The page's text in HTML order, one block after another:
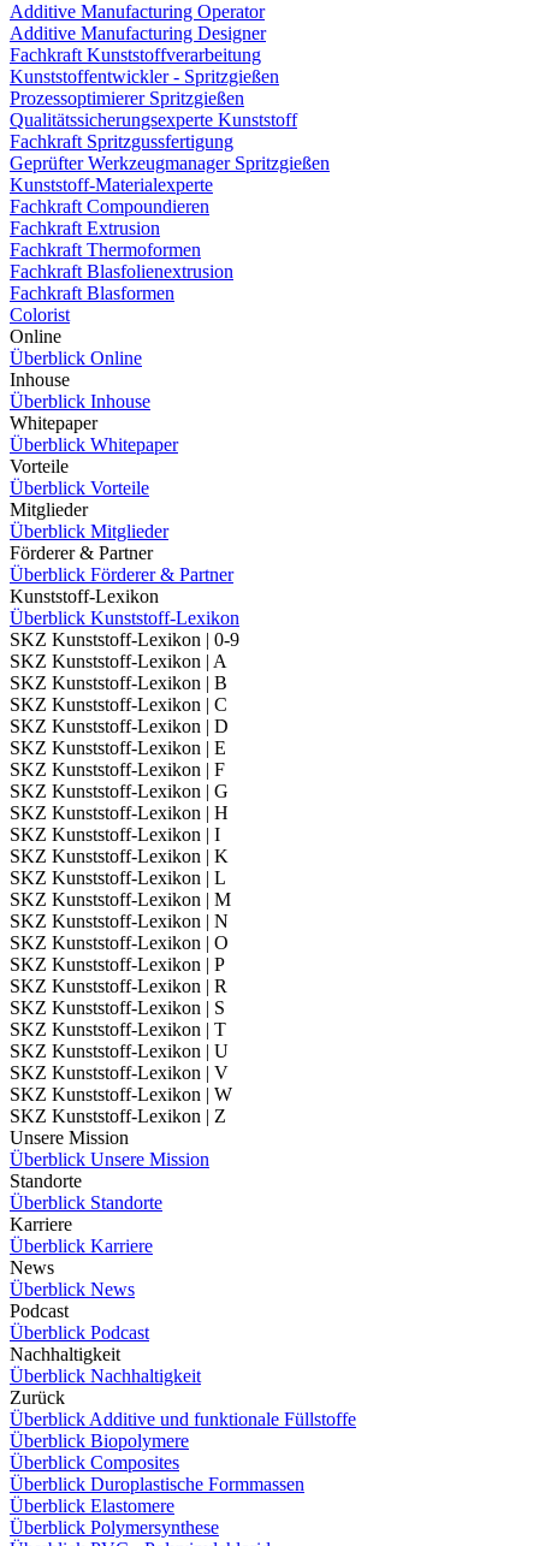
Additive Manufacturing Operator
Additive Manufacturing Designer
Fachkraft Kunststoffverarbeitung
Kunststoffentwickler - Spritzgießen
Prozessoptimierer Spritzgießen
Qualitätssicherungsexperte Kunststoff
Fachkraft Spritzgussfertigung
Geprüfter Werkzeugmanager Spritzgießen
Kunststoff-Materialexperte
Fachkraft Compoundieren
Fachkraft Extrusion
Fachkraft Thermoformen
Fachkraft Blasfolienextrusion
Fachkraft Blasformen
Colorist
Online
Überblick Online
Inhouse
Überblick Inhouse
Whitepaper
Überblick Whitepaper
Vorteile
Überblick Vorteile
Mitglieder
Überblick Mitglieder
Förderer & Partner
Überblick Förderer & Partner
Kunststoff-Lexikon
Überblick Kunststoff-Lexikon
SKZ Kunststoff-Lexikon | 0-9
SKZ Kunststoff-Lexikon | A
SKZ Kunststoff-Lexikon | B
SKZ Kunststoff-Lexikon | C
SKZ Kunststoff-Lexikon | D
SKZ Kunststoff-Lexikon | E
SKZ Kunststoff-Lexikon | F
SKZ Kunststoff-Lexikon | G
SKZ Kunststoff-Lexikon | H
SKZ Kunststoff-Lexikon | I
SKZ Kunststoff-Lexikon | K
SKZ Kunststoff-Lexikon | L
SKZ Kunststoff-Lexikon | M
SKZ Kunststoff-Lexikon | N
SKZ Kunststoff-Lexikon | O
SKZ Kunststoff-Lexikon | P
SKZ Kunststoff-Lexikon | R
SKZ Kunststoff-Lexikon | S
SKZ Kunststoff-Lexikon | T
SKZ Kunststoff-Lexikon | U
SKZ Kunststoff-Lexikon | V
SKZ Kunststoff-Lexikon | W
SKZ Kunststoff-Lexikon | Z
Unsere Mission
Überblick Unsere Mission
Standorte
Überblick Standorte
Karriere
Überblick Karriere
News
Überblick News
Podcast
Überblick Podcast
Nachhaltigkeit
Überblick Nachhaltigkeit
Zurück
Überblick Additive und funktionale Füllstoffe
Überblick Biopolymere
Überblick Composites
Überblick Duroplastische Formmassen
Überblick Elastomere
Überblick Polymersynthese